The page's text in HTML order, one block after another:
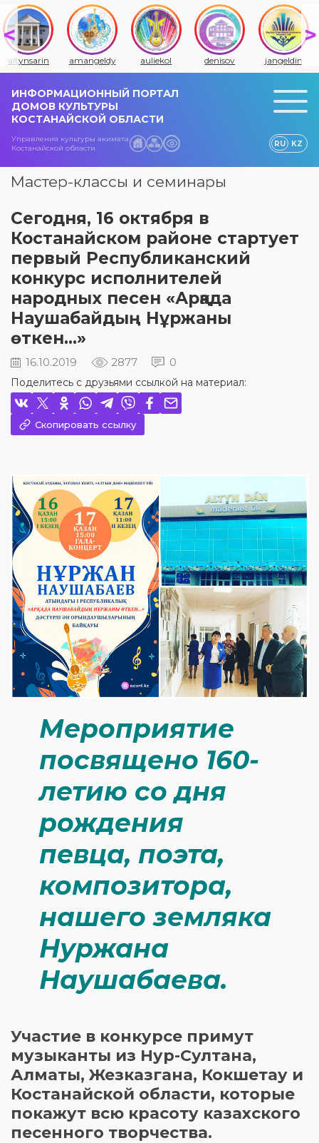
altynsarin amangeldy auliekol denisov jangeldin
ИНФОРМАЦИОННЫЙ ПОРТАЛ
ДОМОВ КУЛЬТУРЫ
КОСТАНАЙСКОЙ ОБЛАСТИ
Управления культуры акимата
Костанайской области
RU KZ
Мастер-классы и семинары
Сегодня, 16 октября в
Костанайском районе стартует
первый Республиканский
конкурс исполнителей
народных песен «Арқада
Наушабайдың Нұржаны
өткен...»
16.10.2019 2877 0
Поделитесь с друзьями ссылкой на материал:
Скопировать ссылку
Мероприятие
посвящено 160-
летию со дня
рождения
певца, поэта,
композитора,
нашего земляка
Нуржана
Наушабаева.
Участие в конкурсе примут
музыканты из Нур-Султана,
Алматы, Жезказгана, Кокшетау и
Костанайской области, которые
покажут всю красоту казахского
песенного творчества.